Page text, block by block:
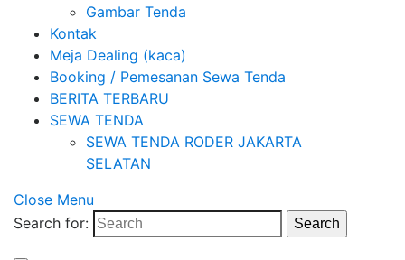
Gambar Tenda
Kontak
Meja Dealing (kaca)
Booking / Pemesanan Sewa Tenda
BERITA TERBARU
SEWA TENDA
SEWA TENDA RODER JAKARTA
SELATAN
Close Menu
Search for:
Search